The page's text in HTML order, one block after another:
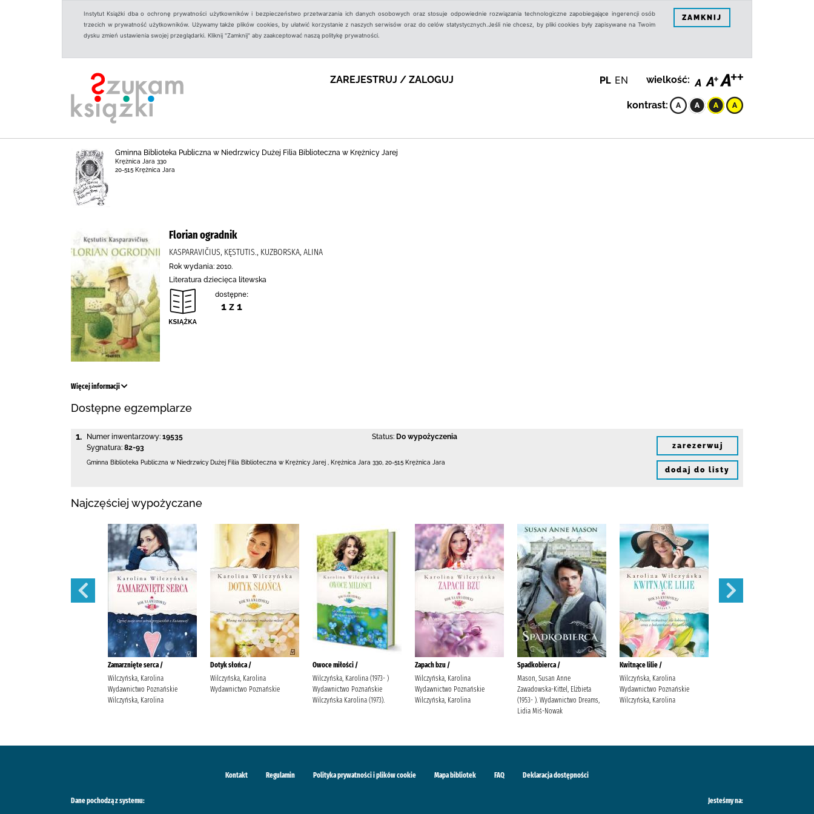
Instytut Książki dba o ochronę prywatności użytkowników i bezpieczeństwo przetwarzania ich danych osobowych oraz stosuje odpowiednie rozwiązania technologiczne zapobiegające ingerencji osób
trzecich w prywatność użytkowników. Używamy także plików cookies, by ułatwić korzystanie z naszych serwisów oraz do celów statystycznych.Jeśli nie chcesz, by pliki cookies były zapisywane na Twoim
dysku zmień ustawienia swojej przeglądarki. Kliknij "Zamknij" aby zaakceptować naszą politykę prywatności.
ZAMKNIJ
ZAREJESTRUJ / ZALOGUJ PL EN wielkość:
kontrast:
Gminna Biblioteka Publiczna w Niedrzwicy Dużej Filia Biblioteczna w Krężnicy Jarej
Krężnica Jara 330
20-515 Krężnica Jara
Florian ogradnik
KASPARAVIČIUS, KĘSTUTIS., KUZBORSKA, ALINA
Rok wydania: 2010.
Literatura dziecięca litewska
dostępne:
1 z 1
Więcej informacji
Dostępne egzemplarze
1. Numer inwentarzowy: 19535
Sygnatura: 82-93
Status: Do wypożyczenia
Gminna Biblioteka Publiczna w Niedrzwicy Dużej Filia Biblioteczna w Krężnicy Jarej Krężnica Jara 330 20-515 Krężnica Jara
zarezerwuj
dodaj do listy
Najczęściej wypożyczane
Zamarznięte serca /
Wilczyńska, Karolina
Wydawnictwo Poznańskie
Wilczyńska, Karolina
Dotyk słońca /
Wilczyńska, Karolina
Wydawnictwo Poznańskie
Owoce miłości /
Wilczyńska, Karolina (1973- )
Wydawnictwo Poznańskie
Wilczyńska Karolina (1973).
Zapach bzu /
Wilczyńska, Karolina
Wydawnictwo Poznańskie
Wilczyńska, Karolina
Spadkobierca /
Mason, Susan Anne
Zawadowska-Kittel, Elżbieta
(1953- ). Wydawnictwo Dreams,
Lidia Miś-Nowak
Kwitnące lilie /
Wilczyńska, Karolina
Wydawnictwo Poznańskie
Wilczyńska, Karolina
Kontakt Regulamin Polityka prywatności i plików cookie Mapa bibliotek FAQ Deklaracja dostępności
Dane pochodzą z systemu: Jesteśmy na: